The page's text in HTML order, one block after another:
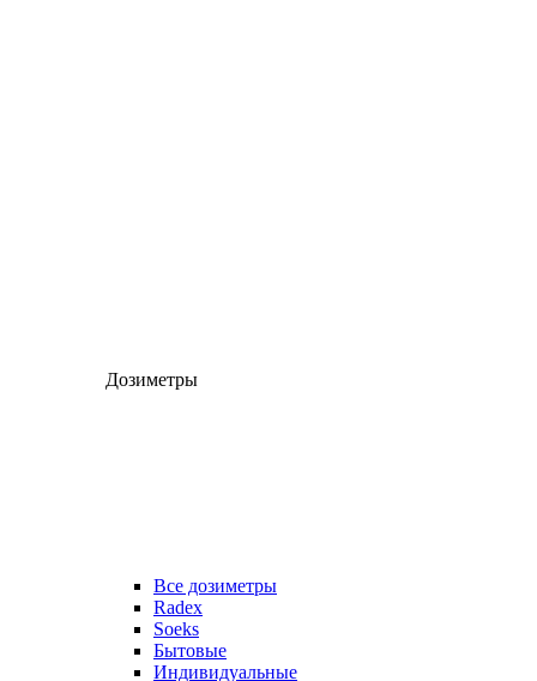
Дозиметры
Все дозиметры
Radex
Soeks
Бытовые
Индивидуальные